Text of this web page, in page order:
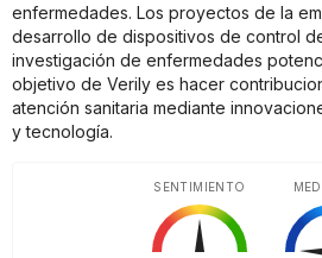
enfermedades. Los proyectos de la
desarrollo de dispositivos de control
investigación de enfermedades
objetivo de Verily es hacer
atención sanitaria mediante
y tecnología.
SENTIMIENTO